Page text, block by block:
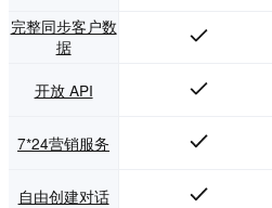
完整同步客户数
据
开放 API
7*24营销服务
自由创建对话